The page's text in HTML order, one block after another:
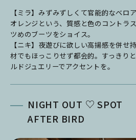
【ミラ】みずみずしくて官能的なベロ
オレンジという、質感と色のコントラ
ツめのブーツをショイス。
【ニキ】夜遊びに欲しい高揚感を併せ
材でもほっこりせず都会的。すっきり
ルドジュエリーでアクセントを。
NIGHT OUT ♡ SPOT
AFTER BIRD